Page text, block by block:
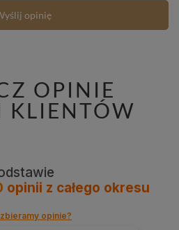
opinię
OPINIE
KLIENTÓW
opinii z całego okresu
opinie?